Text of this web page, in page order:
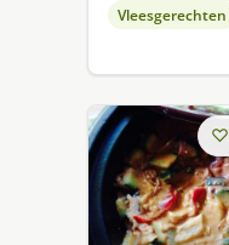
Vleesgerechten